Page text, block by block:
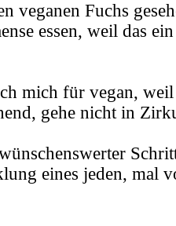
veganen Fuchs
essen, weil das
mich für vegan, weil
gehe nicht in
eines jeden, mal